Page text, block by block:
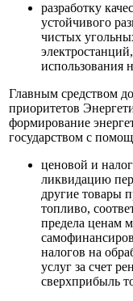
разработку
устойчивого
чистых
использования
Главным средством
приоритетов
формирование
государством с
ценовой и
ликвидацию
другие товары
топливо,
предела ценам
налогов на
услуг за счет
сверхприбыль